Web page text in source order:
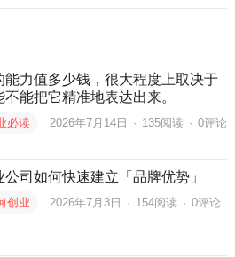
能力值多少钱，很大程度上取决于
不能把它精准地表达出来。
必读 2026年7月14日 · 135阅读 · 0评论
公司如何快速建立「品牌优势」
创业 2026年7月3日 · 154阅读 · 0评论